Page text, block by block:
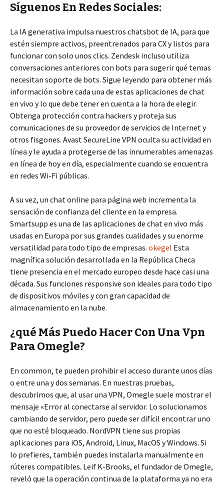
Síguenos En Redes Sociales:
La IA generativa impulsa nuestros chatsbot de IA, para que
estén siempre activos, preentrenados para CX y listos para
funcionar con solo unos clics. Zendesk incluso utiliza
conversaciones anteriores con bots para sugerir qué temas
necesitan soporte de bots. Sigue leyendo para obtener más
información sobre cada una de estas aplicaciones de chat
en vivo y lo que debe tener en cuenta a la hora de elegir.
Obtenga protección contra hackers y proteja sus
comunicaciones de su proveedor de servicios de Internet y
otros fisgones. Avast SecureLine VPN oculta su actividad en
línea y le ayuda a protegerse de las innumerables amenazas
en línea de hoy en día, especialmente cuando se encuentra
en redes Wi-Fi públicas.
A su vez, un chat online para página web incrementa la
sensación de confianza del cliente en la empresa.
Smartsupp es una de las aplicaciones de chat en vivo más
usadas en Europa por sus grandes cualidades y su enorme
versatilidad para todo tipo de empresas. okegel Esta
magnífica solución desarrollada en la República Checa
tiene presencia en el mercado europeo desde hace casi una
década. Sus funciones responsive son ideales para todo tipo
de dispositivos móviles y con gran capacidad de
almacenamiento en la nube.
¿qué Más Puedo Hacer Con Una Vpn
Para Omegle?
En common, te pueden prohibir el acceso durante unos días
o entre una y dos semanas. En nuestras pruebas,
descubrimos que, al usar una VPN, Omegle suele mostrar el
mensaje «Error al conectarse al servidor. Lo solucionamos
cambiando de servidor, pero puede ser difícil encontrar uno
que no esté bloqueado. NordVPN tiene sus propias
aplicaciones para iOS, Android, Linux, MacOS y Windows. Si
lo prefieres, también puedes instalarla manualmente en
rúteres compatibles. Leif K-Brooks, el fundador de Omegle,
reveló que la operación continua de la plataforma ya no era